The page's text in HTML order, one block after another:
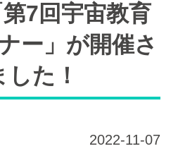
7回宇宙教育
ー」が開催さ
た！
2022-11-07